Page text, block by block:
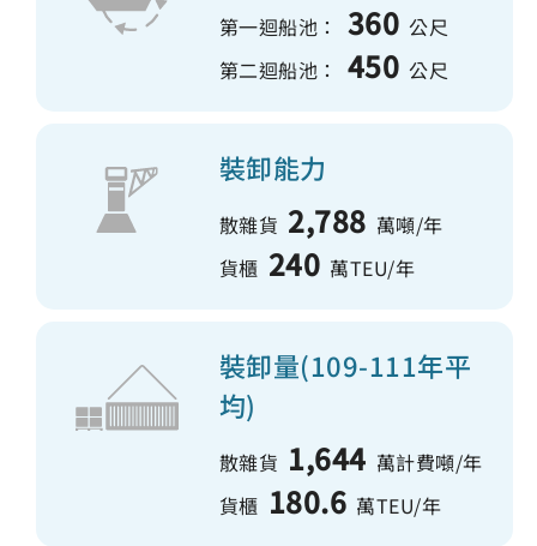
第一迴船池： 360 公尺
第二迴船池：
450 公尺
裝卸能力
散雜貨 2,788 萬噸/年
貨櫃 240 萬TEU/年
裝卸量(109-111年平
均)
散雜貨 1,644 萬計費噸/年
貨櫃 180.6 萬TEU/年